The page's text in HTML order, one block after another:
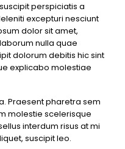
perspiciatis a
excepturi nesciunt
dolor sit amet,
nulla quae
dolorum debitis hic sint
explicabo molestiae
Praesent pharetra sem
molestie scelerisque
interdum risus at mi
suscipit leo.